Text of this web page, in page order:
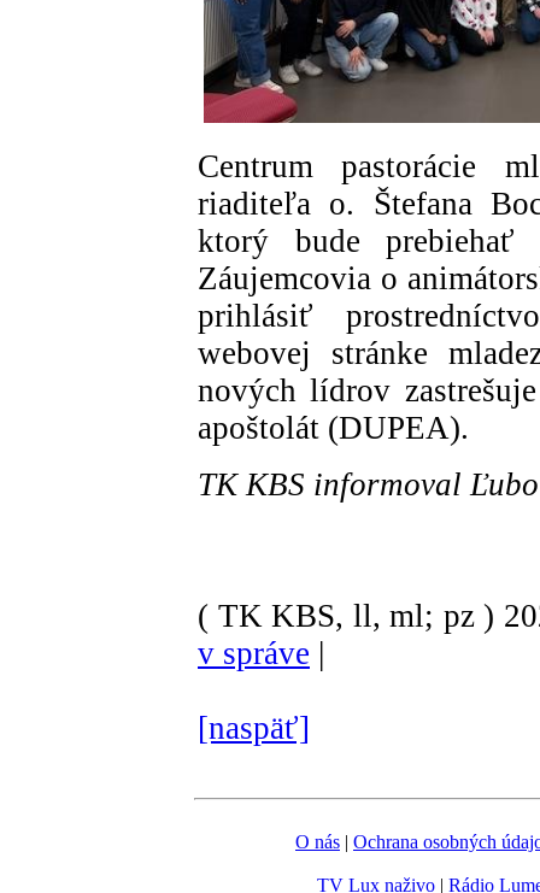
Centrum pastorácie
riaditeľa o. Štefana
ktorý bude
Záujemcovia o
prihlásiť
webovej stránke
nových lídrov
apoštolát (DUPEA).
TK KBS informoval
( TK KBS, ll, ml; pz )
v správe |
[naspäť]
O nás | Ochrana osobných
TV Lux naživo| Rádio